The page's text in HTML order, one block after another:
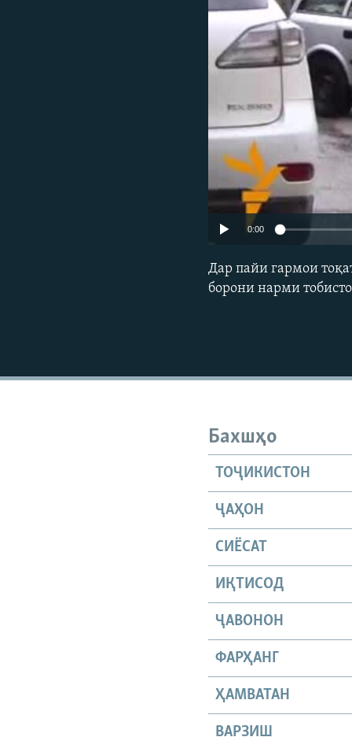
0:00
Дар пайи гармои
борони нарми
Бахшҳо
ТОҶИКИСТОН
ҶАҲОН
СИЁСАТ
ИҚТИСОД
ҶАВОНОН
ФАРҲАНГ
ҲАМВАТАН
ВАРЗИШ